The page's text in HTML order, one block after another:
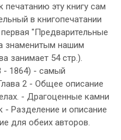
эту книгу сам
в книгопечатании
"Предварительные
знаменитым нашим
занимает 54 стр.).
- 1864) - самый
2 - Общее описание
- Драгоценные камни
Разделение и описание
для обеих авторов.